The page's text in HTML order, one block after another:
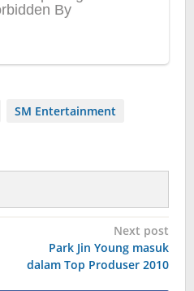
SM Entertainment
Next post
Park Jin Young masuk
dalam Top Produser 2010